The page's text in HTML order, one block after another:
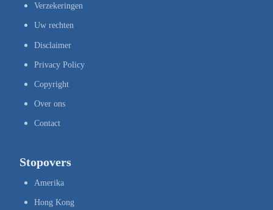
Verzekeringen
Uw rechten
Disclaimer
Privacy Policy
Copyright
Over ons
Contact
Stopovers
Amerika
Hong Kong